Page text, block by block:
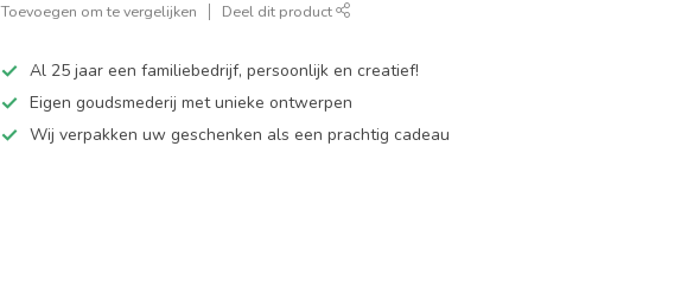
Toevoegen om te vergelijken Deel dit product
Al 25 jaar een familiebedrijf, persoonlijk en creatief!
Eigen goudsmederij met unieke ontwerpen
Wij verpakken uw geschenken als een prachtig cadeau